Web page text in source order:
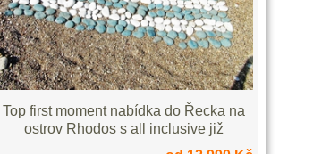
Top first moment nabídka do Řecka na
ostrov Rhodos s all inclusive již